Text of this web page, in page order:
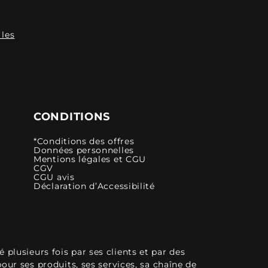
CONDITIONS
*Conditions des offres
Données personnelles
Mentions légales et CGU
CGV
CGU avis
Déclaration d’Accessibilité
plusieurs fois par ses clients et par des
ses produits, ses services, sa chaîne de